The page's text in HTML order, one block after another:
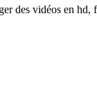
des vidéos en